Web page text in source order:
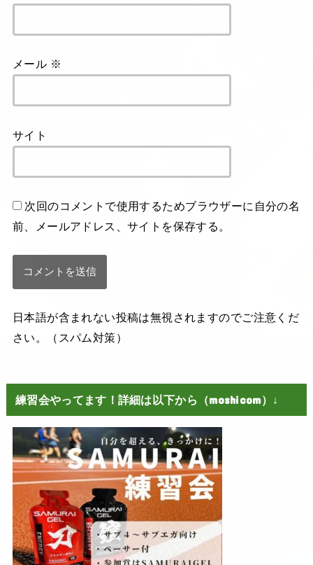
メール ※
サイト
次回のコメントで使用するためブラウザーに自分の名
前、メールアドレス、サイトを保存する。
日本語が含まれない投稿は無視されますのでご注意くだ
さい。（スパム対策）
練習会やってます！詳細は以下から（moshicom）↓